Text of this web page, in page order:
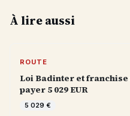
À lire aussi
ROUTE
Loi Badinter et franchise
payer 5 029 EUR
5 029 €